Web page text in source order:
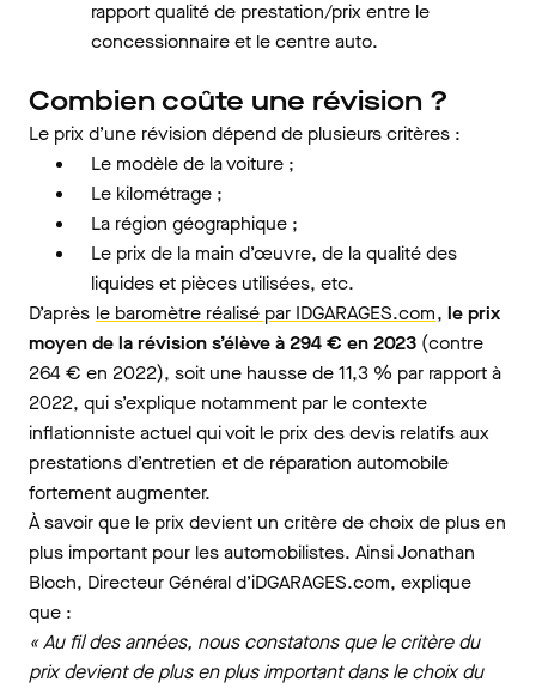
rapport qualité de prestation/prix entre le
concessionnaire et le centre auto.
Combien coûte une révision ?
Le prix d’une révision dépend de plusieurs critères :
Le modèle de la voiture ;
Le kilométrage ;
La région géographique ;
Le prix de la main d’œuvre, de la qualité des
liquides et pièces utilisées, etc.
D’après le baromètre réalisé par IDGARAGES.com, le prix
moyen de la révision s’élève à 294 € en 2023 (contre
264 € en 2022), soit une hausse de 11,3 % par rapport à
2022, qui s’explique notamment par le contexte
inflationniste actuel qui voit le prix des devis relatifs aux
prestations d’entretien et de réparation automobile
fortement augmenter.
À savoir que le prix devient un critère de choix de plus en
plus important pour les automobilistes. Ainsi Jonathan
Bloch, Directeur Général d’iDGARAGES.com, explique
que :
« Au fil des années, nous constatons que le critère du
prix devient de plus en plus important dans le choix du